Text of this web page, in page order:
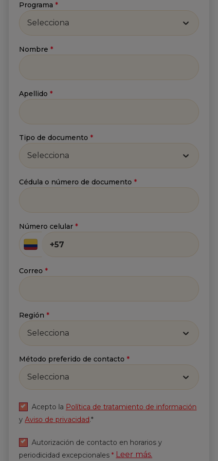
Apellido *
Política de tratamiento de
Programa *
Selecciona
Nombre *
Apellido *
Tipo de documento *
Selecciona
Cédula o número de documento *
Número celular *
Correo *
Región *
Selecciona
Método preferido de contacto *
Selecciona
Acepto la Política de tratamiento de información
y Aviso de privacidad.*
Autorización de contacto en horarios y
periodicidad excepcionales * Leer más.